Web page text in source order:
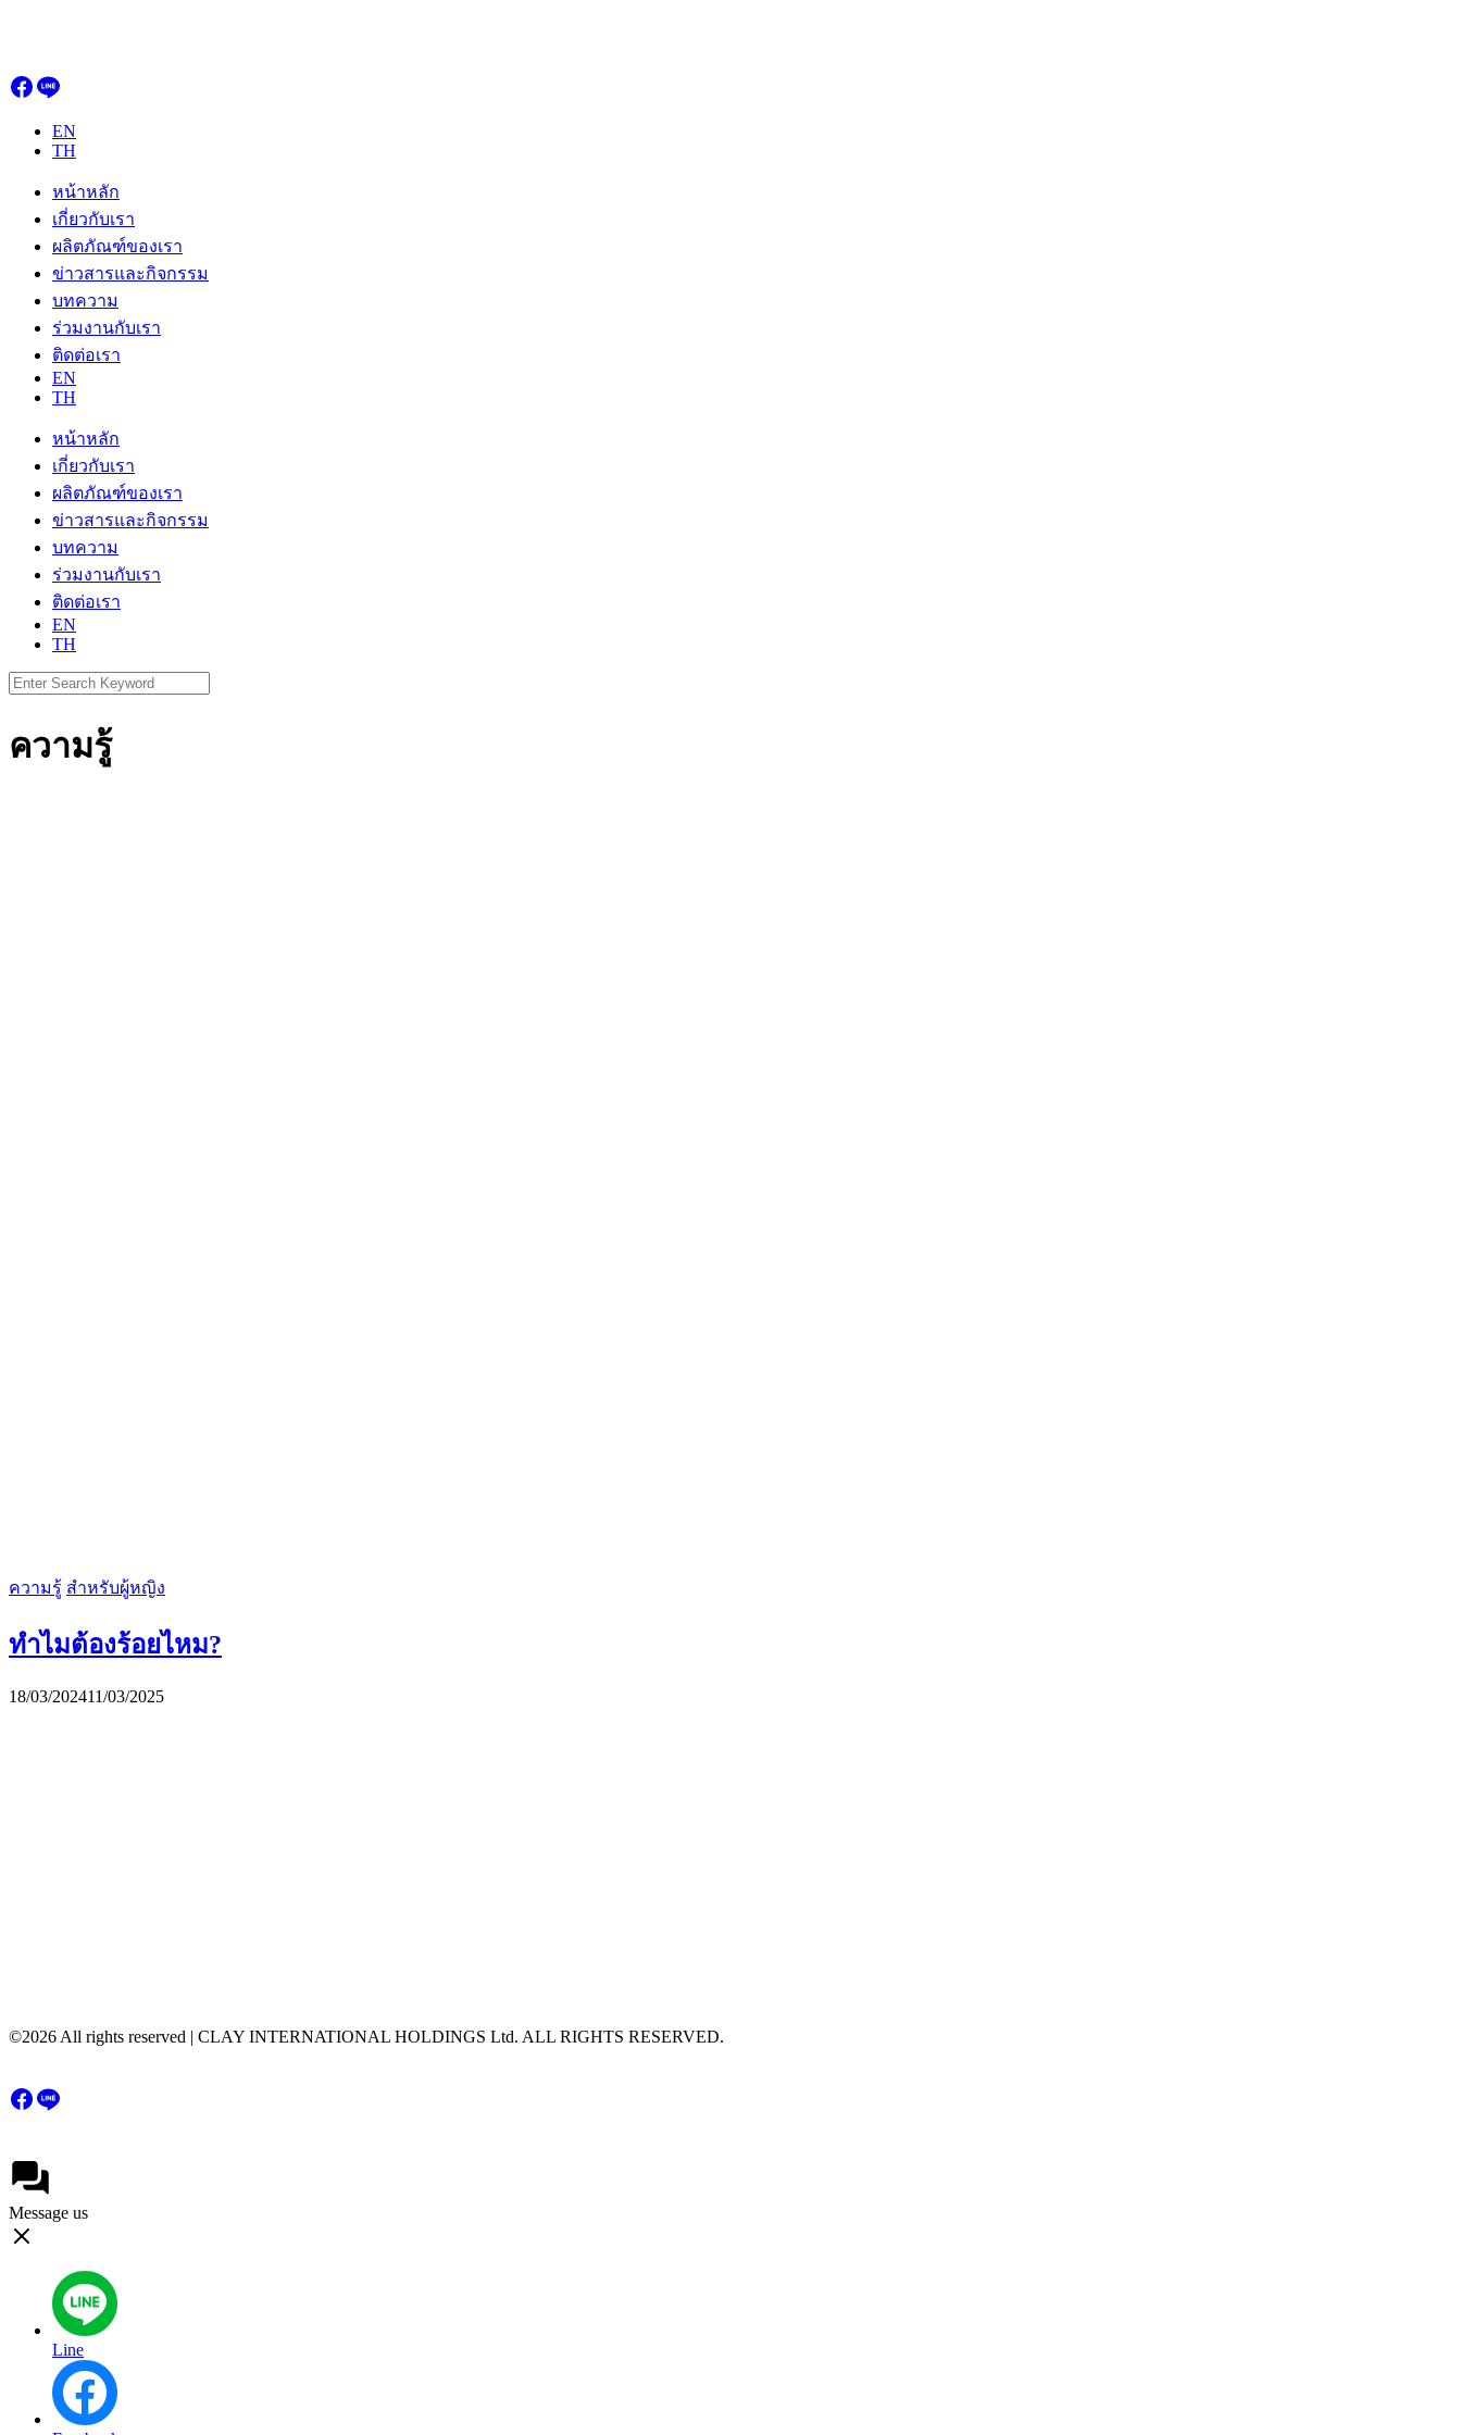
EN
TH
หน้าหลัก
เกี่ยวกับเรา
ผลิตภัณฑ์ของเรา
ข่าวสารและกิจกรรม
บทความ
ร่วมงานกับเรา
ติดต่อเรา
EN
TH
หน้าหลัก
เกี่ยวกับเรา
ผลิตภัณฑ์ของเรา
ข่าวสารและกิจกรรม
บทความ
ร่วมงานกับเรา
ติดต่อเรา
EN
TH
Search
for:
ความรู้
ความรู้ สำหรับผู้หญิง
ทำไมต้องร้อยไหม?
18/03/202411/03/2025
©2026 All rights reserved | CLAY INTERNATIONAL HOLDINGS Ltd. ALL RIGHTS RESERVED.
Message us
Line